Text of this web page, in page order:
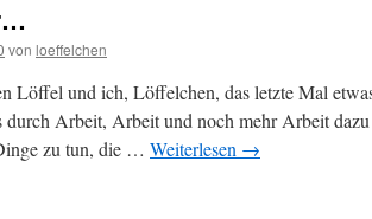
von loeffelchen
Löffel und ich, Löffelchen, das letzte Mal
Arbeit, Arbeit und noch mehr Arbeit
zu tun, die … Weiterlesen →